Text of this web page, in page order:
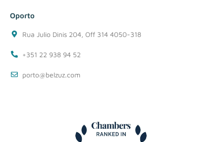
Oporto
Rua Julio Dinis 204, Off 314 4050-318
+351 22 938 94 52
porto@belzuz.com